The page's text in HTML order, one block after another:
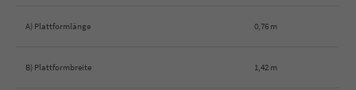
A) Plattformlänge 0,76 m
B) Plattformbreite 1,42 m